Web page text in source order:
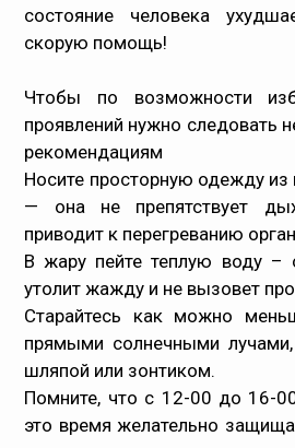
состояние человека
скорую помощь!
Чтобы по возможности
проявлений нужно следовать
рекомендациям
Носите просторную одежду из
— она не препятствует
приводит к перегреванию
В жару пейте теплую воду –
утолит жажду и не вызовет
Старайтесь как можно
прямыми солнечными
шляпой или зонтиком.
Помните, что с 12-00 до 16-
это время желательно